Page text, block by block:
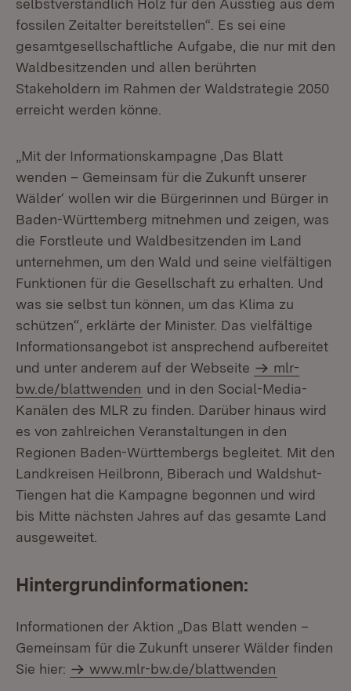
selbstverständlich Holz für den Ausstieg aus dem
fossilen Zeitalter bereitstellen“. Es sei eine
gesamtgesellschaftliche Aufgabe, die nur mit den
Waldbesitzenden und allen berührten
Stakeholdern im Rahmen der Waldstrategie 2050
erreicht werden könne.
„Mit der Informationskampagne ‚Das Blatt
wenden – Gemeinsam für die Zukunft unserer
Wälder‘ wollen wir die Bürgerinnen und Bürger in
Baden-Württemberg mitnehmen und zeigen, was
die Forstleute und Waldbesitzenden im Land
unternehmen, um den Wald und seine vielfältigen
Funktionen für die Gesellschaft zu erhalten. Und
was sie selbst tun können, um das Klima zu
schützen“, erklärte der Minister. Das vielfältige
Informationsangebot ist ansprechend aufbereitet
und unter anderem auf der Webseite
mlr-
bw.de/blattwenden und in den Social-Media-
Kanälen des MLR zu finden. Darüber hinaus wird
es von zahlreichen Veranstaltungen in den
Regionen Baden-Württembergs begleitet. Mit den
Landkreisen Heilbronn, Biberach und Waldshut-
Tiengen hat die Kampagne begonnen und wird
bis Mitte nächsten Jahres auf das gesamte Land
ausgeweitet.
Hintergrundinformationen:
Informationen der Aktion „Das Blatt wenden –
Gemeinsam für die Zukunft unserer Wälder finden
Sie hier:
www.mlr-bw.de/blattwenden